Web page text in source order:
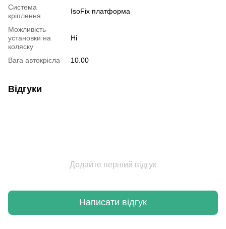
Система
кріплення
IsoFix платформа
Можливість
установки на
коляску
Ні
Вага автокрісла 10.00
Відгуки
Додайте перший відгук
Написати відгук